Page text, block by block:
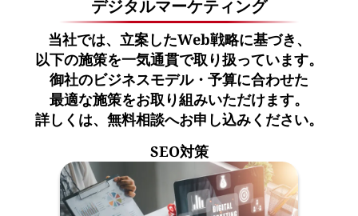
デジタルマーケティング
当社では、立案したWeb戦略に基づき、
以下の施策を一気通貫で取り扱っています。
御社のビジネスモデル・予算に合わせた
最適な施策をお取り組みいただけます。
詳しくは、無料相談へお申し込みください。
SEO対策